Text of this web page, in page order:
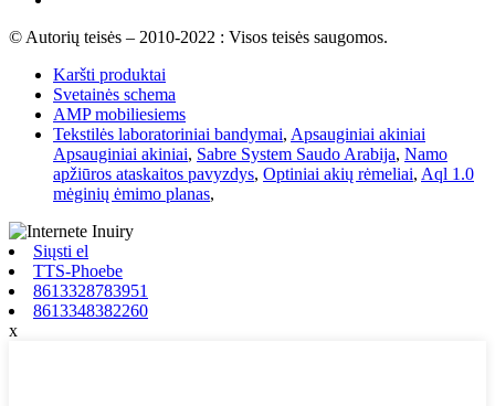
© Autorių teisės – 2010-2022 : Visos teisės saugomos.
Karšti produktai
Svetainės schema
AMP mobiliesiems
Tekstilės laboratoriniai bandymai, Apsauginiai akiniai
Apsauginiai akiniai, Sabre System Saudo Arabija, Namo
apžiūros ataskaitos pavyzdys, Optiniai akių rėmeliai, Aql 1.0
mėginių ėmimo planas,
Siųsti el
TTS-Phoebe
8613328783951
8613348382260
x